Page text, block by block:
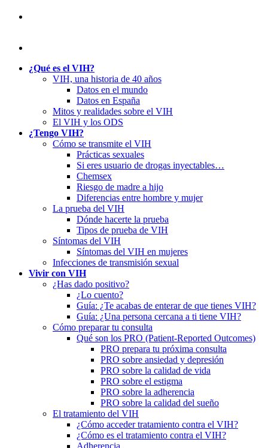
¿Qué es el VIH?
VIH, una historia de 40 años
Datos en el mundo
Datos en España
Mitos y realidades sobre el VIH
El VIH y los ODS
¿Tengo VIH?
Cómo se transmite el VIH
Prácticas sexuales
Si eres usuario de drogas inyectables…
Chemsex
Riesgo de madre a hijo
Diferencias entre hombre y mujer
La prueba del VIH
Dónde hacerte la prueba
Tipos de prueba de VIH
Síntomas del VIH
Síntomas del VIH en mujeres
Infecciones de transmisión sexual
Vivir con VIH
¿Has dado positivo?
¿Lo cuento?
Guía: ¿Te acabas de enterar de que tienes VIH?
Guía: ¿Una persona cercana a ti tiene VIH?
Cómo preparar tu consulta
Qué son los PRO (Patient-Reported Outcomes)
PRO prepara tu próxima consulta
PRO sobre ansiedad y depresión
PRO sobre la calidad de vida
PRO sobre el estigma
PRO sobre la adherencia
PRO sobre la calidad del sueño
El tratamiento del VIH
¿Cómo acceder tratamiento contra el VIH?
¿Cómo es el tratamiento contra el VIH?
Adherencia